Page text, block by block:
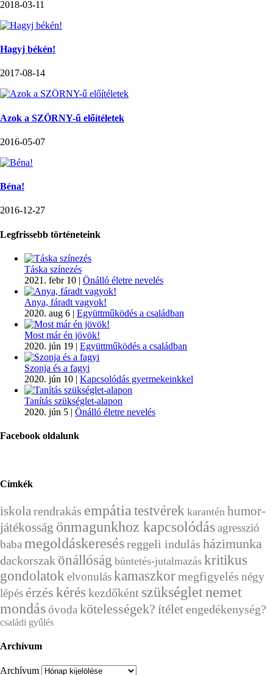
2018-03-11
Hagyj békén!
2017-08-14
Azok a SZÖRNY-ű előítéletek
2016-05-07
Béna!
2016-12-27
Legfrissebb történeteink
Táska színezés
2021. febr 10 | Önálló életre nevelés
Anya, fáradt vagyok!
2020. aug 6 | Együttműködés a családban
Most már én jövök!
2020. jún 19 | Együttműködés a családban
Szonja és a fagyi
2020. jún 10 | Kapcsolódás gyermekeinkkel
Tanítás szükséglet-alapon
2020. jún 5 | Önálló életre nevelés
Facebook oldalunk
Címkék
iskola rendrakás empátia testvérek karantén humor-
játékosság önmagunkhoz kapcsolódásagresszió
baba megoldáskeresésreggeli indulás házimunka
dackorszak önállóság büntetés-jutalmazás kritikus
gondolatok elvonuláskamaszkormegfigyelés négy
lépés érzés kérés kezdőként szükségletnemet
mondásóvoda kötelességek? ítéletengedékenység?
családi gyűlés
Archívum
Archívum